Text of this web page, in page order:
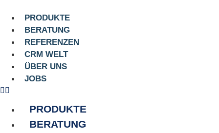
Inhalt
springen
PRODUKTE
BERATUNG
REFERENZEN
CRM WELT
ÜBER UNS
JOBS
PRODUKTE
BERATUNG